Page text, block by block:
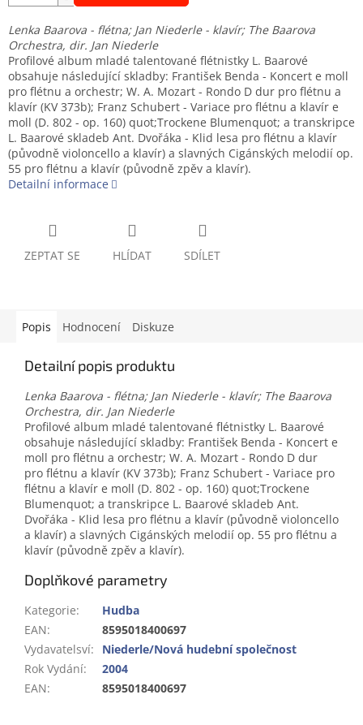
Lenka Baarova - flétna; Jan Niederle - klavír; The Baarova
Orchestra, dir. Jan Niederle
Profilové album mladé talentované flétnistky L. Baarové
obsahuje následující skladby: František Benda - Koncert e moll
pro flétnu a orchestr; W. A. Mozart - Rondo D dur pro flétnu a
klavír (KV 373b); Franz Schubert - Variace pro flétnu a klavír e
moll (D. 802 - op. 160) quot;Trockene Blumenquot; a transkripce
L. Baarové skladeb Ant. Dvořáka - Klid lesa pro flétnu a klavír
(původně violoncello a klavír) a slavných Cigánských melodií op.
55 pro flétnu a klavír (původně zpěv a klavír).
Detailní informace
ZEPTAT SE HLÍDAT SDÍLET
Popis Hodnocení Diskuze
Detailní popis produktu
Lenka Baarova - flétna; Jan Niederle - klavír; The Baarova
Orchestra, dir. Jan Niederle
Profilové album mladé talentované flétnistky L. Baarové
obsahuje následující skladby: František Benda - Koncert e
moll pro flétnu a orchestr; W. A. Mozart - Rondo D dur
pro flétnu a klavír (KV 373b); Franz Schubert - Variace pro
flétnu a klavír e moll (D. 802 - op. 160) quot;Trockene
Blumenquot; a transkripce L. Baarové skladeb Ant.
Dvořáka - Klid lesa pro flétnu a klavír (původně violoncello
a klavír) a slavných Cigánských melodií op. 55 pro flétnu a
klavír (původně zpěv a klavír).
Doplňkové parametry
Kategorie:
Hudba
EAN:
8595018400697
Vydavatelsví:
Niederle/Nová hudební společnost
Rok Vydání:
2004
EAN: 8595018400697